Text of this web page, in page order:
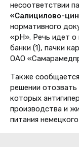
несоответствии
«Салицилово-
нормативного
«pH». Речь идет о
банки (1), пачки
ОАО
Также
решении отозвать
которых
производства и
питания